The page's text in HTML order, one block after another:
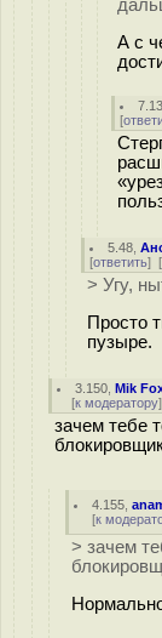
А с
[
5.48 ,
[ответить] [
> Угу,
Просто
пузыре.
3.150 ,Mik
[к модератору]
зачем тебе
4.155 ,
[к
> зачем